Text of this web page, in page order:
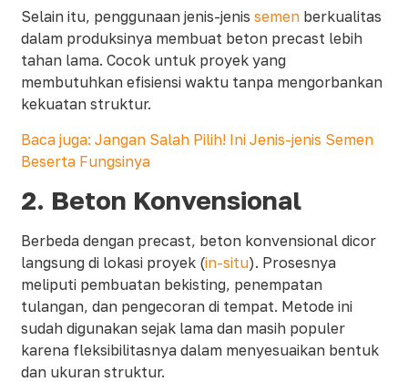
Selain itu, penggunaan jenis-jenissemen berkualitas
dalam produksinya membuat beton precast lebih
tahan lama. Cocok untuk proyek yang
membutuhkan efisiensi waktu tanpa mengorbankan
kekuatan struktur.
Baca juga: Jangan Salah Pilih! Ini Jenis-jenis Semen
Beserta Fungsinya
2. Beton Konvensional
Berbeda dengan precast, beton konvensional dicor
langsung di lokasi proyek (in-situ). Prosesnya
meliputi pembuatan bekisting, penempatan
tulangan, dan pengecoran di tempat. Metode ini
sudah digunakan sejak lama dan masih populer
karena fleksibilitasnya dalam menyesuaikan bentuk
dan ukuran struktur.